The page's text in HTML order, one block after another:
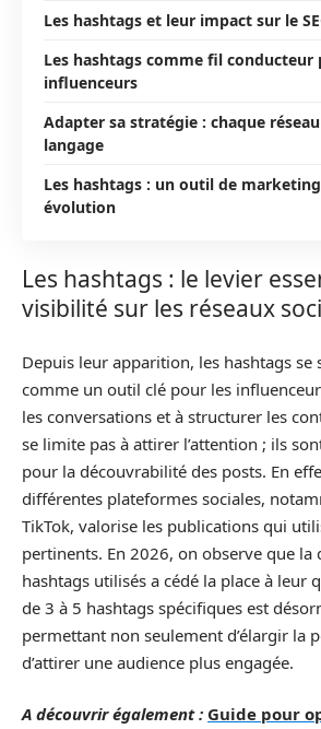
Les hashtags et leur impact sur le
Les hashtags comme fil conducteur
influenceurs
Adapter sa stratégie : chaque
langage
Les hashtags : un outil de
évolution
Les hashtags : le levier
visibilité sur les réseaux
Depuis leur apparition, les hashtags se
comme un outil clé pour les
les conversations et à structurer les
se limite pas à attirer l’attention ; ils
pour la découvrabilité des posts. En
différentes plateformes sociales,
TikTok, valorise les publications qui
pertinents. En 2026, on observe que la
hashtags utilisés a cédé la place à leur
de 3 à 5 hashtags spécifiques est
permettant non seulement d’élargir la
d’attirer une audience plus engagée.
A découvrir également : Guide pour